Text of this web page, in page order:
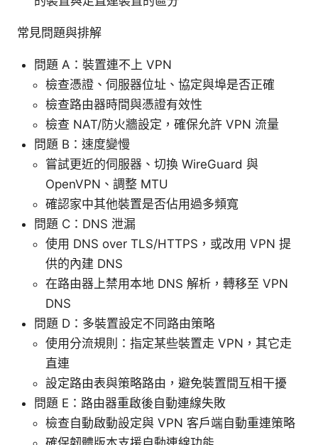
常見問題與排解
問題 A：裝置連不上 VPN
檢查憑證、伺服器位址、協定與埠是否正確
檢查路由器時間與憑證有效性
檢查 NAT/防火牆設定，確保允許 VPN 流量
問題 B：速度變慢
嘗試更近的伺服器、切換 WireGuard 與
OpenVPN、調整 MTU
確認家中其他裝置是否佔用過多頻寬
問題 C：DNS 泄漏
使用 DNS over TLS/HTTPS，或改用 VPN 提
供的內建 DNS
在路由器上禁用本地 DNS 解析，轉移至 VPN
DNS
問題 D：多裝置設定不同路由策略
使用分流規則：指定某些裝置走 VPN，其它走
直連
設定路由表與策略路由，避免裝置間互相干擾
問題 E：路由器重啟後自動連線失敗
檢查自動啟動設定與 VPN 客戶端自動重連策略